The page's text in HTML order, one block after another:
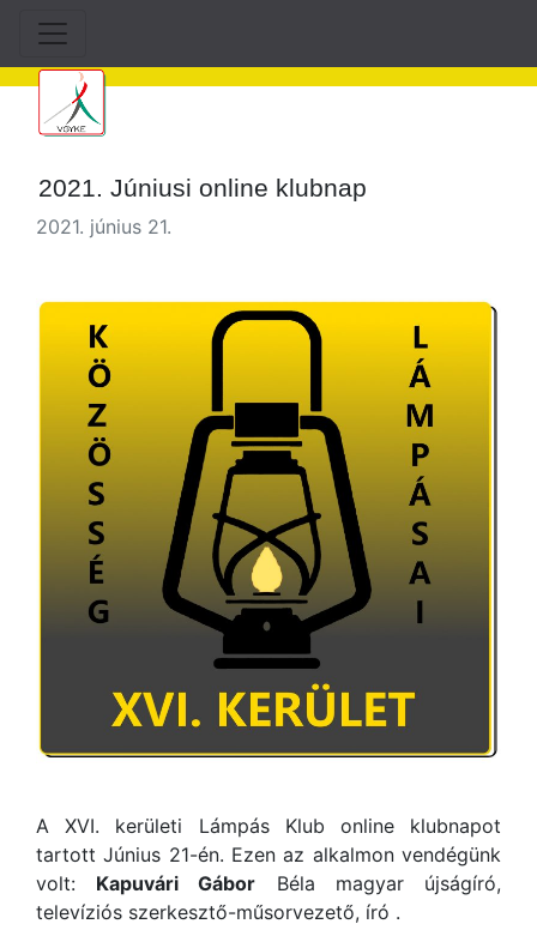
2021. Júniusi online klubnap
2021. június 21.
A XVI. kerületi Lámpás Klub online klubnapot
tartott Június 21-én. Ezen az alkalmon vendégünk
volt: Kapuvári Gábor Béla magyar újságíró,
televíziós szerkesztő-műsorvezető, író .